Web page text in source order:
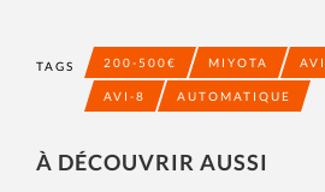
TAGS 200-500€ MIYOTA
AVI-8 AUTOMATIQUE
À DÉCOUVRIR AUSSI